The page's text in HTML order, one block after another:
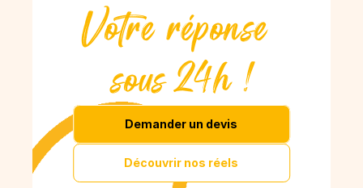
Votre réponse
sous 24h !
Demander un devis
Découvrir nos réels